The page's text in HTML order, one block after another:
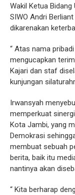
Wakil Ketua
SIWO Andri
dikarenakan
“ Atas nama
mengucapkan
Kajari dan staf
kunjungan
Irwansyah
memperkuat
Kota Jambi, yang
Demokrasi
membuat sebuah
berita, baik itu
nantinya akan
“ Kita berharap